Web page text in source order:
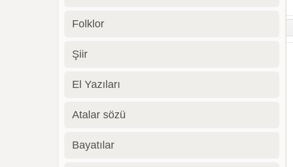
Folklor
Şiir
El Yazıları
Atalar sözü
Bayatılar